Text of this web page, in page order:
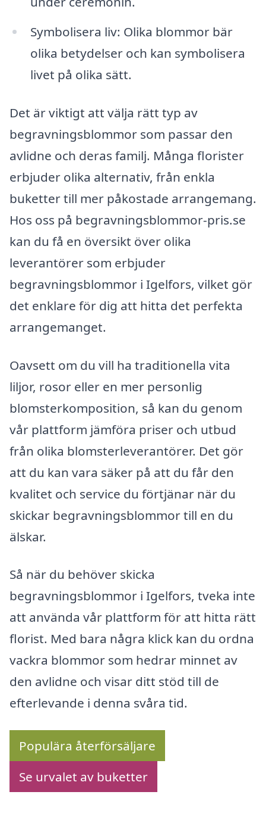
Symbolisera liv: Olika blommor bär
olika betydelser och kan symbolisera
livet på olika sätt.
Det är viktigt att välja rätt typ av
begravningsblommor som passar den
avlidne och deras familj. Många florister
erbjuder olika alternativ, från enkla
buketter till mer påkostade arrangemang.
Hos oss på begravningsblommor-pris.se
kan du få en översikt över olika
leverantörer som erbjuder
begravningsblommor i Igelfors, vilket gör
det enklare för dig att hitta det perfekta
arrangemanget.
Oavsett om du vill ha traditionella vita
liljor, rosor eller en mer personlig
blomsterkomposition, så kan du genom
vår plattform jämföra priser och utbud
från olika blomsterleverantörer. Det gör
att du kan vara säker på att du får den
kvalitet och service du förtjänar när du
skickar begravningsblommor till en du
älskar.
Så när du behöver skicka
begravningsblommor i Igelfors, tveka inte
att använda vår plattform för att hitta rätt
florist. Med bara några klick kan du ordna
vackra blommor som hedrar minnet av
den avlidne och visar ditt stöd till de
efterlevande i denna svåra tid.
Populära återförsäljare
Se urvalet av buketter